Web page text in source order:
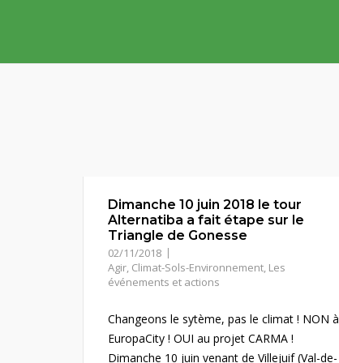
Dimanche 10 juin 2018 le tour
Alternatiba a fait étape sur le
Triangle de Gonesse
02/11/2018
Agir, Climat-Sols-Environnement, Les
événements et actions
Changeons le sytème, pas le climat ! NON à
EuropaCity ! OUI au projet CARMA !
Dimanche 10 juin venant de Villejuif (Val-de-